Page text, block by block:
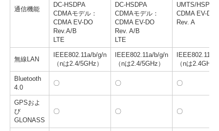
通信機能
DC-HSDPA
CDMAモデル：
CDMA EV-DO
Rev.A/B
LTE
DC-HSDPA
CDMAモデル：
CDMA EV-DO
Rev. A/B
LTE
UMTS/HSPA
CDMA EV-DO
Rev. A
無線LAN
IEEE802.11a/b/g/n
（nは2.4/5GHz）
IEEE802.11a/b/g/n
（nは2.4/5GHz）
IEEE802.11a/
（nは2.4GHz
Bluetooth
4.0
〇 〇 〇
GPSおよ
び
GLONASS
〇 〇 〇